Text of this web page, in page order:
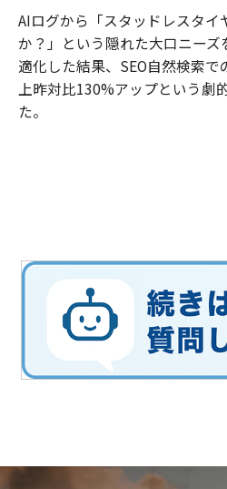
AIログから「スタッドレスタイ
か？」という隠れた大口ニー
適化した結果、SEO自然検索
上昨対比130%アップという劇
た。